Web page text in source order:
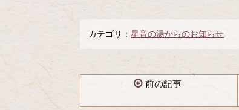
カテゴリ： 星音の湯からのお知らせ
前の記事